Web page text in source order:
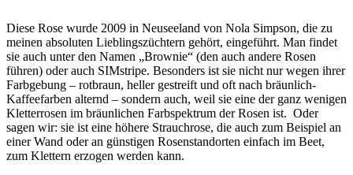
Diese Rose wurde 2009 in Neuseeland von Nola Simpson, die zu
meinen absoluten Lieblingszüchtern gehört, eingeführt. Man findet
sie auch unter den Namen „Brownie“ (den auch andere Rosen
führen) oder auch SIMstripe. Besonders ist sie nicht nur wegen ihrer
Farbgebung – rotbraun, heller gestreift und oft nach bräunlich-
Kaffeefarben alternd – sondern auch, weil sie eine der ganz wenigen
Kletterrosen im bräunlichen Farbspektrum der Rosen ist. Oder
sagen wir: sie ist eine höhere Strauchrose, die auch zum Beispiel an
einer Wand oder an günstigen Rosenstandorten einfach im Beet,
zum Klettern erzogen werden kann.